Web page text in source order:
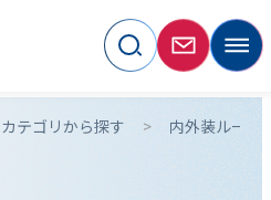
カテゴリから探す 内外装ルーバ